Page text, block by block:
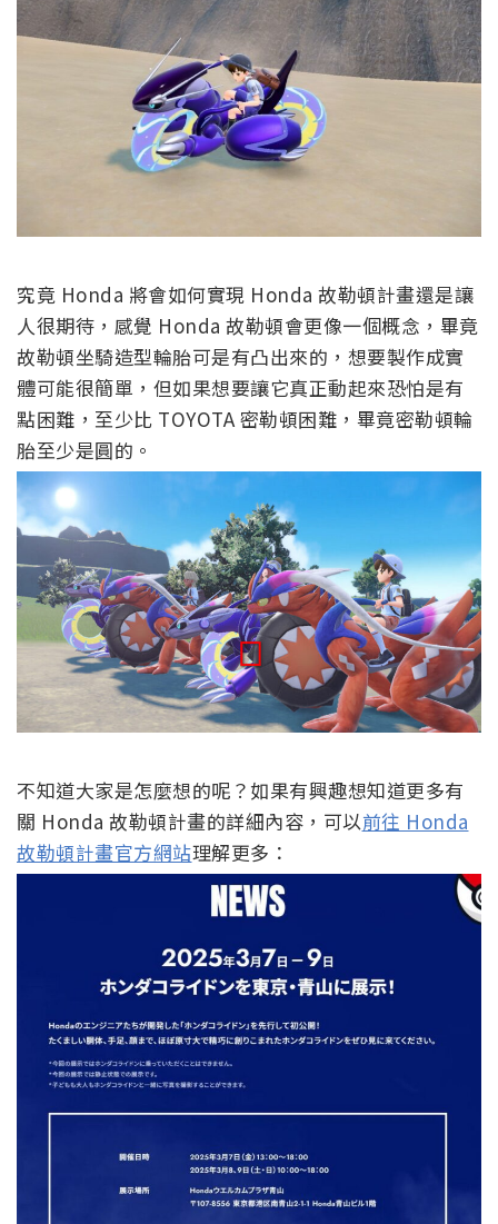
究竟 Honda 將會如何實現 Honda 故勒頓計畫還是讓
人很期待，感覺 Honda 故勒頓會更像一個概念，畢竟
故勒頓坐騎造型輪胎可是有凸出來的，想要製作成實
體可能很簡單，但如果想要讓它真正動起來恐怕是有
點困難，至少比 TOYOTA 密勒頓困難，畢竟密勒頓輪
胎至少是圓的。
不知道大家是怎麼想的呢？如果有興趣想知道更多有
關 Honda 故勒頓計畫的詳細內容，可以前往 Honda
故勒頓計畫官方網站理解更多：